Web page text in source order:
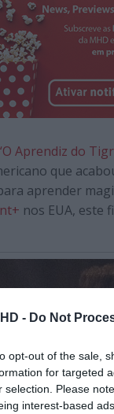
- Do Not
opt-out of the sale,
for targeted
selection. Please
interest-based
Aprendiz do
que
aprender
nos EUA, este